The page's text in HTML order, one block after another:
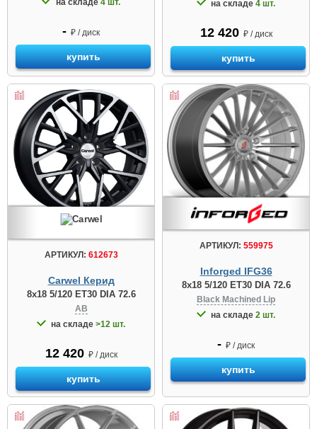
на складе 4 шт.
- ₽ / диск
купить
на складе 4 шт.
12 420 ₽ / диск
купить
АРТИКУЛ: 612673
Carwel Керид
8x18 5/120 ET30 DIA 72.6
AB
на складе >12 шт.
12 420 ₽ / диск
купить
АРТИКУЛ: 559975
Inforged IFG36
8x18 5/120 ET30 DIA 72.6
Black Machined Lip
на складе 2 шт.
- ₽ / диск
купить